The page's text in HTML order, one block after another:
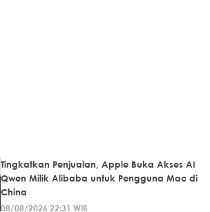
Tingkatkan Penjualan, Apple Buka Akses AI
Qwen Milik Alibaba untuk Pengguna Mac di
China
08/08/2026 22:31 WIB